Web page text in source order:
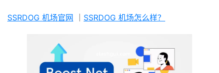
SSRDOG 机场官网 SSRDOG 机场怎么样？